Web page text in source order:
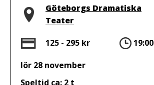
Kontakta oss
Plats
Göteborgs Dramatiska
Teater
Pris
125 - 295 kr Tid
19:00
lör 28 november
Speltid ca: 2 t